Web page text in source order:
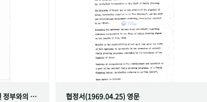
가족계획 분야 협력을 위한 스웨덴 정부와의 협정
협정서(1969.04.25) 영문